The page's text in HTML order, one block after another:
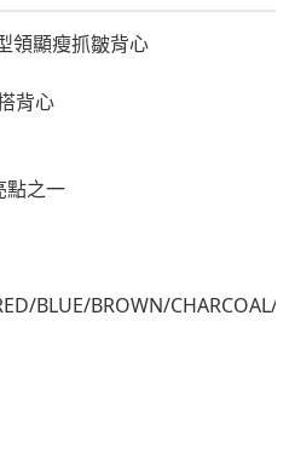
領顯瘦抓皺背心
背心
點之一
BLUE/BROWN/CHARCOAL/